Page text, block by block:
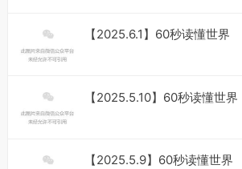
【2025.6.1】60秒读懂世界
【2025.5.10】60秒读懂世界
【2025.5.9】60秒读懂世界